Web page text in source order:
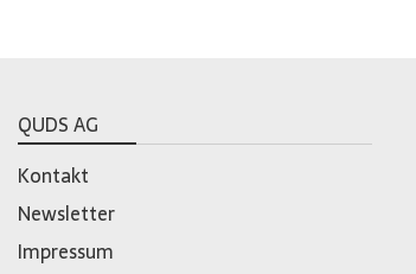
QUDS AG
Kontakt
Newsletter
Impressum